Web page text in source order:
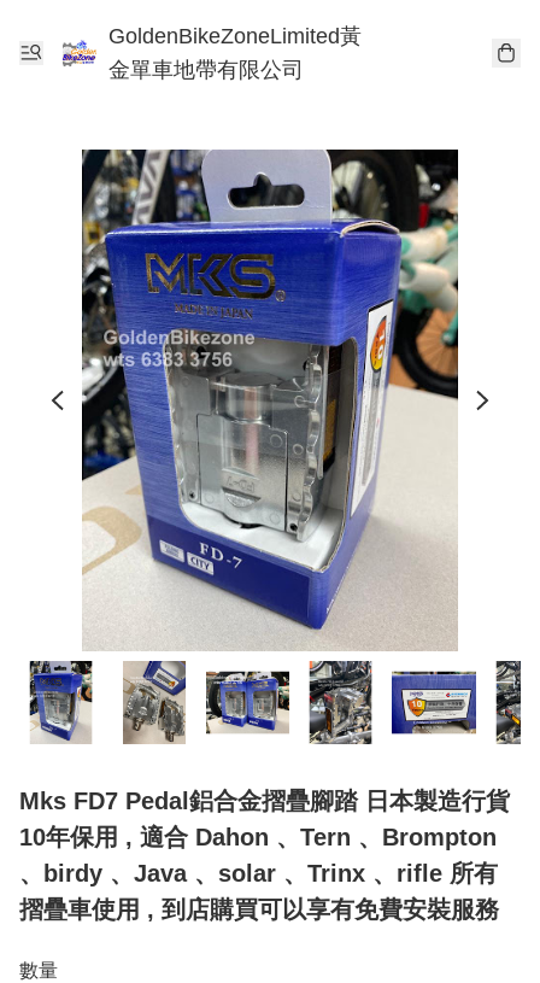
GoldenBikeZoneLimited黃
金單車地帶有限公司
Mks FD7 Pedal鋁合金摺疊腳踏 日本製造行貨
10年保用 , 適合 Dahon 、Tern 、Brompton
、birdy 、Java 、solar 、Trinx 、rifle 所有
摺疊車使用 , 到店購買可以享有免費安裝服務
數量